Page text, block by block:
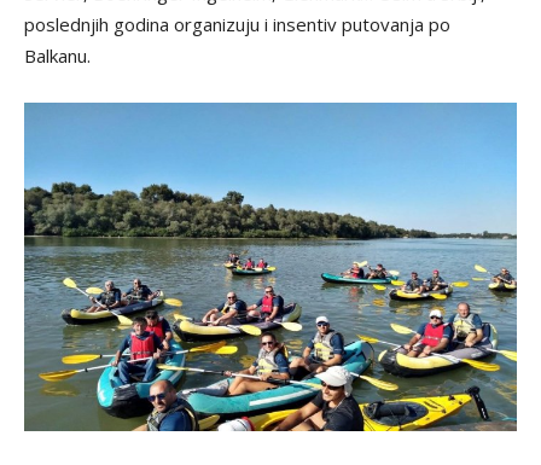
poslednjih godina organizuju i insentiv putovanja po
Balkanu.